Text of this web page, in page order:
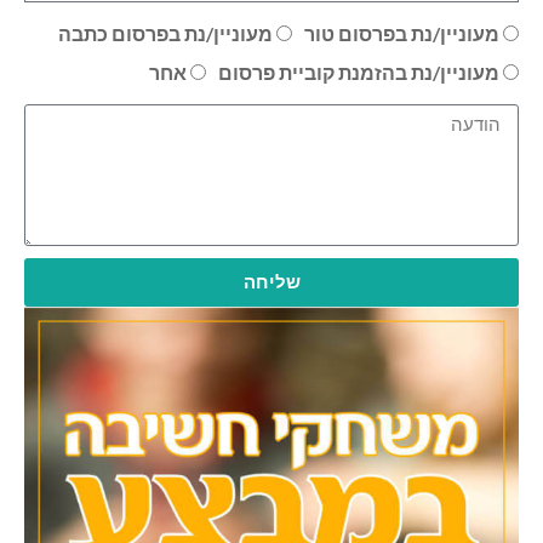
מעוניין/נת בפרסום טור
מעוניין/נת בפרסום כתבה
מעוניין/נת בהזמנת קוביית פרסום
אחר
שליחה